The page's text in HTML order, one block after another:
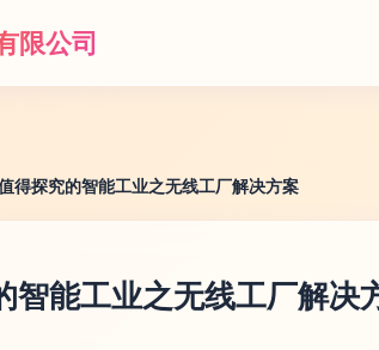
限公司
得探究的智能工业之无线工厂解决方案
智能工业之无线工厂解决